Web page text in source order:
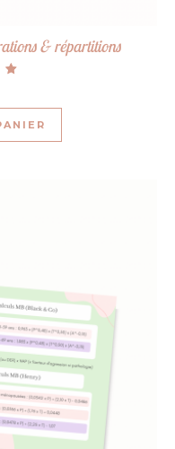
& répartitions